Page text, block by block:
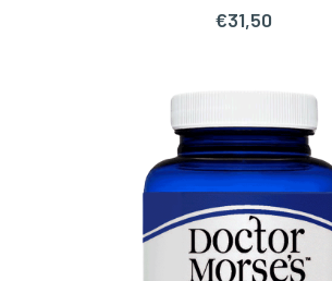
€31,50